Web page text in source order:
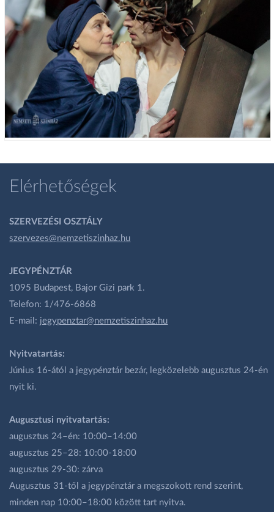
Elérhetőségek
SZERVEZÉSI OSZTÁLY
szervezes@nemzetiszinhaz.hu
JEGYPÉNZTÁR
1095 Budapest, Bajor Gizi park 1.
Telefon: 1/476-6868
E-mail: jegypenztar@nemzetiszinhaz.hu
Nyitvatartás:
Június 16-ától a jegypénztár bezár, legközelebb augusztus 24-én
nyit ki.
Augusztusi nyitvatartás:
augusztus 24–én: 10:00–14:00
augusztus 25–28: 10:00-18:00
augusztus 29-30: zárva
Augusztus 31-től a jegypénztár a megszokott rend szerint,
minden nap 10:00–18:00 között tart nyitva.